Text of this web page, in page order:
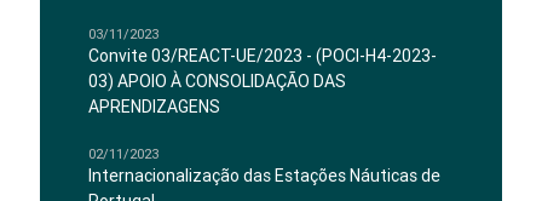
03/11/2023
Convite 03/REACT-UE/2023 - (POCI-H4-2023-
03) APOIO À CONSOLIDAÇÃO DAS
APRENDIZAGENS
02/11/2023
Internacionalização das Estações Náuticas de